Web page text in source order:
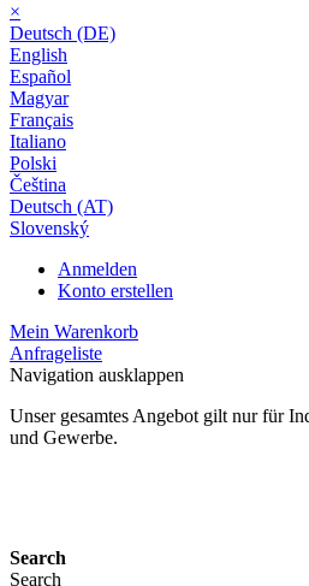
×
Deutsch (DE)
English
Español
Magyar
Français
Italiano
Polski
Čeština
Deutsch (AT)
Slovenský
Anmelden
Konto erstellen
Mein Warenkorb
Anfrageliste
Navigation ausklappen
Unser gesamtes Angebot gilt nur für
und Gewerbe.
Search
Search